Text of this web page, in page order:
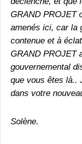
GRAND PROJET
amenés ici, car la
contenue et à
GRAND PROJET
gouvernemental
que vous êtes là..
dans votre
Solène.